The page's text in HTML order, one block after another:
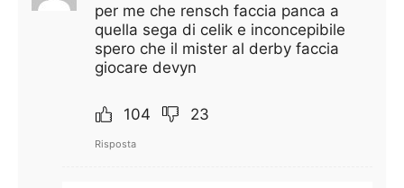
per me che rensch faccia panca a
quella sega di celik e inconcepibile
spero che il mister al derby faccia
giocare devyn
104 23
Risposta